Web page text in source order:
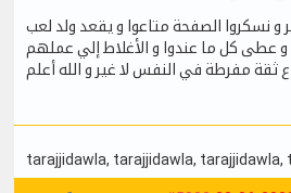
و نسكروا الصفحة متاعوا و يقعد ولد لعب
و عطى كل ما عندوا و الأغلاط إلي عملهم
ثقة مفرطة في النفس لا غير و الله أعلم
tarajjidawla, tarajjidawla, tarajjidawla,